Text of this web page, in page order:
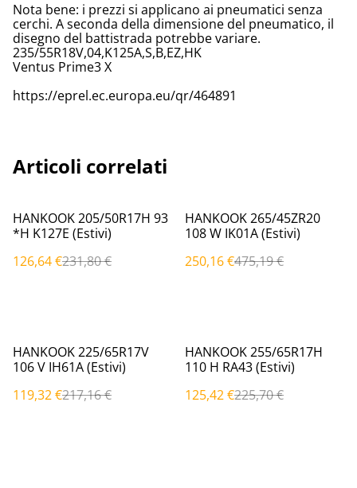
Nota bene: i prezzi si applicano ai pneumatici senza
cerchi. A seconda della dimensione del pneumatico, il
disegno del battistrada potrebbe variare.
235/55R18V,04,K125A,S,B,EZ,HK
Ventus Prime3 X
https://eprel.ec.europa.eu/qr/464891
Articoli correlati
%
HANKOOK 205/50R17H 93
*H K127E (Estivi)
126,64 €231,80 €
%
HANKOOK 265/45ZR20
108 W IK01A (Estivi)
250,16 €475,19 €
%
HANKOOK 225/65R17V
106 V IH61A (Estivi)
119,32 €217,16 €
%
HANKOOK 255/65R17H
110 H RA43 (Estivi)
125,42 €225,70 €